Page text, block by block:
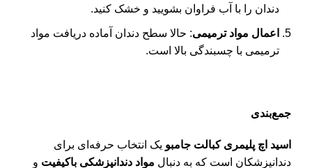
دندان را با آب فراوان بشویید و خشک کنید.
اعمال مواد ترمیمی: حالا سطح دندان آماده دریافت مواد
ترمیمی با چسبندگی بالا است.
جمع‌بندی
اسید اچ پلیمری کبالت جامبو یک انتخاب حرفه‌ای برای
دندانپزشکان است که به دنبال مواد دندانپزشکی باکیفیت و